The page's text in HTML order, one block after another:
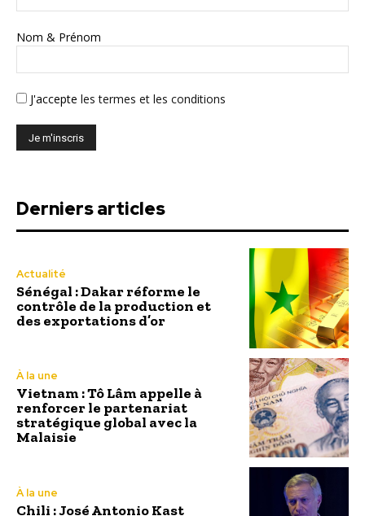
Nom & Prénom
J'accepte les termes et les conditions
Derniers articles
Actualité
Sénégal : Dakar réforme le
contrôle de la production et
des exportations d’or
À la une
Vietnam : Tô Lâm appelle à
renforcer le partenariat
stratégique global avec la
Malaisie
À la une
Chili : José Antonio Kast